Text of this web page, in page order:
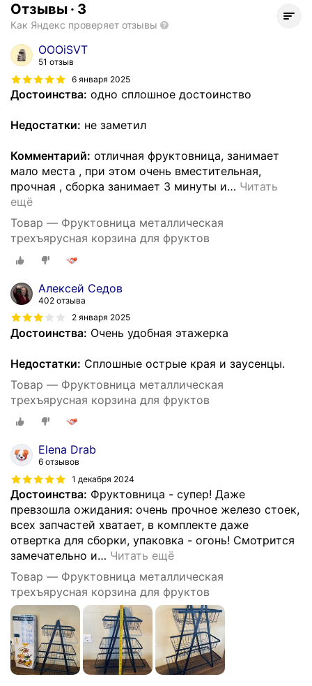
Отзывы · 3
Как Яндекс проверяет отзывы
OOOiSVT
51 отзыв
6 января 2025
Достоинства: одно сплошное достоинство
Недостатки: не заметил
Комментарий: отличная фруктовница, занимает
мало места , при этом очень вместительная,
прочная , сборка занимает 3 минуты и… Читать
ещё
Товар — Фруктовница металлическая
трехъярусная корзина для фруктов
Алексей Седов
402 отзыва
2 января 2025
Достоинства: Очень удобная этажерка
Недостатки: Сплошные острые края и заусенцы.
Товар — Фруктовница металлическая
трехъярусная корзина для фруктов
Elena Drab
6 отзывов
1 декабря 2024
Достоинства: Фруктовница - супер! Даже
превзошла ожидания: очень прочное железо стоек,
всех запчастей хватает, в комплекте даже
отвертка для сборки, упаковка - огонь! Смотрится
замечательно и… Читать ещё
Товар — Фруктовница металлическая
трехъярусная корзина для фруктов